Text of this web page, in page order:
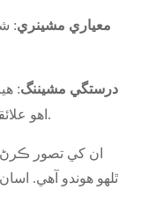
● معياري مشينري
درستگي مشيننگ:
اهو علائقو آهي جتي شيون سنجيده ٿي وينديون آهن.
ٿلهو هوندو آهي.